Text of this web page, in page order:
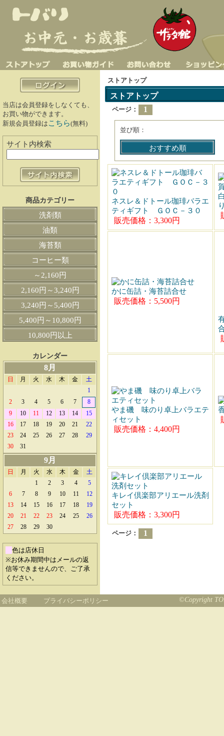
当店は会員登録をしなくても、
お買い物ができます。
新規会員登録は こちら(無料)
サイト内検索
商品カテゴリー
洗剤類
油類
海苔類
コーヒー類
～2,160円
2,160円～3,240円
3,240円～5,400円
5,400円～10,800円
10,800円以上
カレンダー
8月
日 月 火 水 木 金
土
1
2
3 4 5 6 7
8
9
10 11 12 13 14
15
16
17 18 19 20 21
22
23
24 25 26 27 28
29
30
31
9月
日 月 火 水 木 金
土
1
2 3 4
5
6
7 8 9 10 11
12
13
14 15 16 17 18
19
20
21 22 23 24 25
26
27
28 29 30
色は店休日
※お休み期間中はメールの返
信等できませんので、ご了承
ください。
ストアトップ
ストアトップ
ページ： 1
並び順：
おすすめ順
ネスレ＆ドトール珈琲バラエ
ティギフト ＧＯＣ－３０
販売価格：3,300円
かに缶詰・海苔詰合せ
販売価格：5,500円
やま磯 味のり卓上バラエテ
ィセット
販売価格：4,400円
キレイ倶楽部アリエール洗剤
セット
販売価格：3,300円
ページ： 1
©Copyright
会社概要 プライバシーポリシー